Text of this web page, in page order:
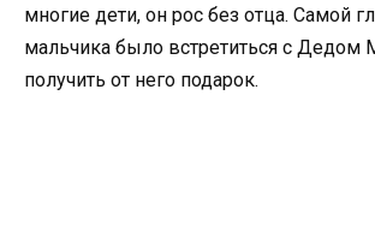
многие дети, он рос без отца. Самой
мальчика было встретиться с Дедом
получить от него подарок.